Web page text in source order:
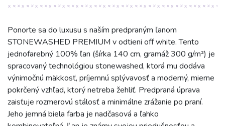
Ponorte sa do luxusu s naším predpraným ľanom
STONEWASHED PREMIUM v odtieni off white. Tento
jednofarebný 100% ľan (šírka 140 cm, gramáž 300 g/m²) je
spracovaný technológiou stonewashed, ktorá mu dodáva
výnimočnú mäkkosť, príjemnú splývavosť a moderný, mierne
pokrčený vzhľad, ktorý netreba žehliť. Predpraná úprava
zaisťuje rozmerovú stálosť a minimálne zrážanie po praní.
Jeho jemná biela farba je nadčasová a ľahko